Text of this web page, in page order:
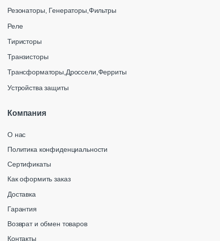
Резонаторы, Генераторы,Фильтры
Реле
Тиристоры
Транзисторы
Трансформаторы,Дроссели,Ферриты
Устройства защиты
Компания
О нас
Политика конфиденциальности
Сертификаты
Как оформить заказ
Доставка
Гарантия
Возврат и обмен товаров
Контакты